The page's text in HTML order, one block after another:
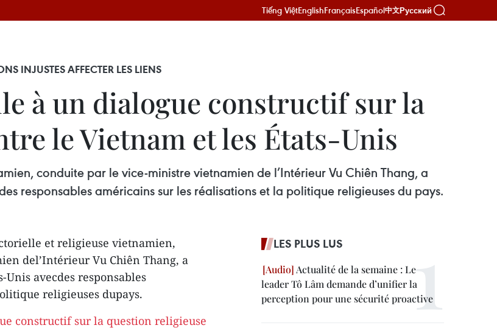
Tiếng ViệtEnglishFrançaisEspañol中文Русский
INJUSTES AFFECTER LES LIENS
à un dialogue constructif sur la
le Vietnam et les États-Unis
conduite par le vice-ministre vietnamien de l’Intérieur Vu Chiên Thang, a
responsables américains sur les réalisations et la politique religieuses du pays.
et religieuse vietnamien,
del’Intérieur Vu Chiên Thang, a
avecdes responsables
religieuses dupays.
LES PLUS LUS
Actualité de la semaine : Le
leader Tô Lâm demande d’unifier la
perception pour une sécurité proactive